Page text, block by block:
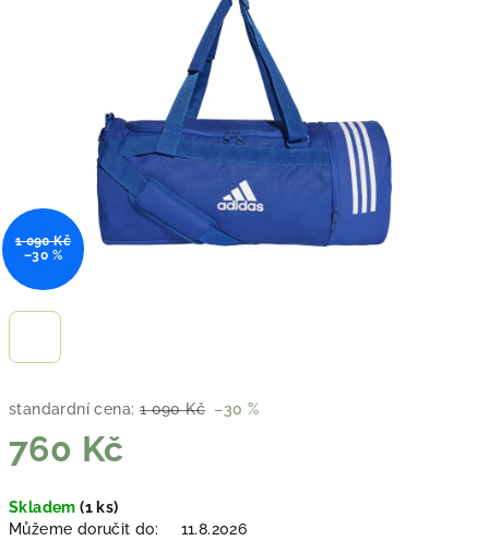
standardní cena: 1 090 Kč –30 %
760 Kč
cena:
Skladem(1 ks)
Můžeme doručit do:
11.8.2026
1 090 Kč
–30 %